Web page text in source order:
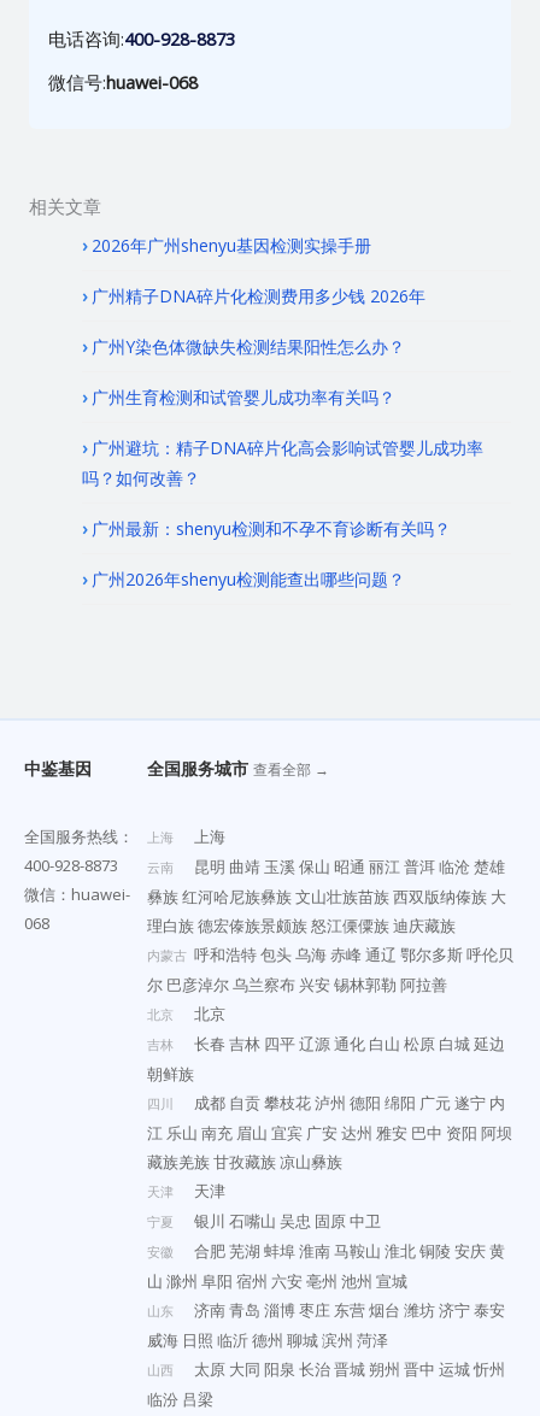
电话咨询:400-928-8873
微信号:huawei-068
相关文章
2026年广州shenyu基因检测实操手册
广州精子DNA碎片化检测费用多少钱 2026年
广州Y染色体微缺失检测结果阳性怎么办？
广州生育检测和试管婴儿成功率有关吗？
广州避坑：精子DNA碎片化高会影响试管婴儿成功率
吗？如何改善？
广州最新：shenyu检测和不孕不育诊断有关吗？
广州2026年shenyu检测能查出哪些问题？
中鉴基因
全国服务热线：
400-928-8873
微信：huawei-
068
全国服务城市 查看全部 →
上海 上海
云南 昆明 曲靖 玉溪保山 昭通 丽江普洱临沧楚雄
彝族红河哈尼族彝族文山壮族苗族西双版纳傣族 大
理白族德宏傣族景颇族怒江傈僳族迪庆藏族
内蒙古 呼和浩特包头乌海赤峰通辽 鄂尔多斯呼伦贝
尔 巴彦淖尔乌兰察布 兴安锡林郭勒 阿拉善
北京 北京
吉林 长春 吉林 四平辽源通化 白山 松原 白城延边
朝鲜族
四川 成都 自贡攀枝花泸州 德阳 绵阳 广元遂宁 内
江 乐山 南充 眉山 宜宾 广安达州 雅安 巴中 资阳 阿坝
藏族羌族甘孜藏族凉山彝族
天津 天津
宁夏 银川 石嘴山 吴忠 固原中卫
安徽 合肥芜湖 蚌埠淮南马鞍山 淮北铜陵 安庆黄
山 滁州 阜阳 宿州 六安亳州 池州 宣城
山东 济南青岛 淄博枣庄 东营烟台 潍坊济宁泰安
威海 日照 临沂德州 聊城滨州 菏泽
山西 太原 大同 阳泉 长治晋城朔州 晋中 运城忻州
临汾 吕梁